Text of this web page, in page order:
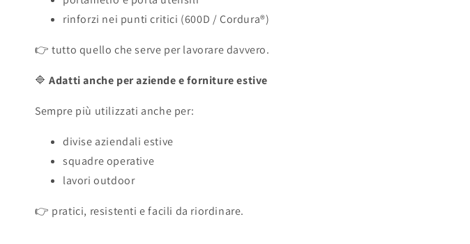
rinforzi nei punti critici (600D / Cordura®)
👉 tutto quello che serve per lavorare davvero.
🔷Adatti anche per aziende e forniture estive
Sempre più utilizzati anche per:
divise aziendali estive
squadre operative
lavori outdoor
👉 pratici, resistenti e facili da riordinare.